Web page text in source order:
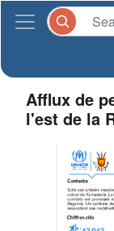
Afflux de
l'est de la